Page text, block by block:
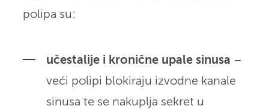
polipa su:
učestalije i kronične upale sinusa –
veći polipi blokiraju izvodne kanale
sinusa te se nakuplja sekret u